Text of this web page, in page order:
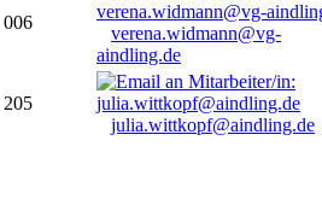
006
verena.widmann@vg-
aindling.de
205
julia.wittkopf@aindling.de